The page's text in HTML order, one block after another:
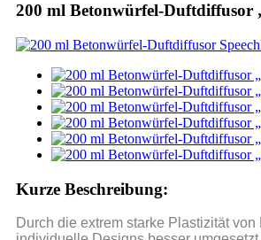
200 ml Betonwürfel-Duftdiffusor
Kurze Beschreibung:
Durch die extrem starke Plastizität von